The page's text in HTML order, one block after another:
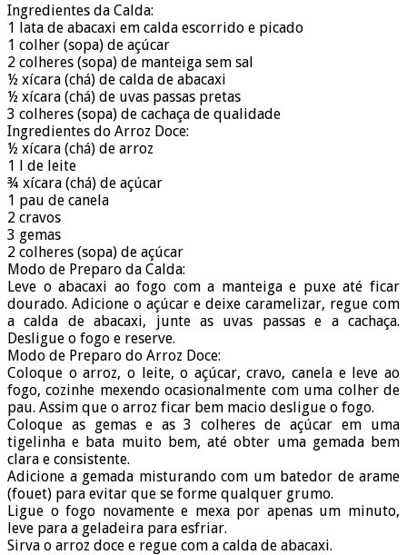
Ingredientes da Calda:
1 lata de abacaxi em calda escorrido e picado
1 colher (sopa) de açúcar
2 colheres (sopa) de manteiga sem sal
½ xícara (chá) de calda de abacaxi
½ xícara (chá) de uvas passas pretas
3 colheres (sopa) de cachaça de qualidade
Ingredientes do Arroz Doce:
½ xícara (chá) de arroz
1 l de leite
¾ xícara (chá) de açúcar
1 pau de canela
2 cravos
3 gemas
2 colheres (sopa) de açúcar
Modo de Preparo da Calda:
Leve o abacaxi ao fogo com a manteiga e puxe até ficar
dourado. Adicione o açúcar e deixe caramelizar, regue com
a calda de abacaxi, junte as uvas passas e a cachaça.
Desligue o fogo e reserve.
Modo de Preparo do Arroz Doce:
Coloque o arroz, o leite, o açúcar, cravo, canela e leve ao
fogo, cozinhe mexendo ocasionalmente com uma colher de
pau. Assim que o arroz ficar bem macio desligue o fogo.
Coloque as gemas e as 3 colheres de açúcar em uma
tigelinha e bata muito bem, até obter uma gemada bem
clara e consistente.
Adicione a gemada misturando com um batedor de arame
(fouet) para evitar que se forme qualquer grumo.
Ligue o fogo novamente e mexa por apenas um minuto,
leve para a geladeira para esfriar.
Sirva o arroz doce e regue com a calda de abacaxi.